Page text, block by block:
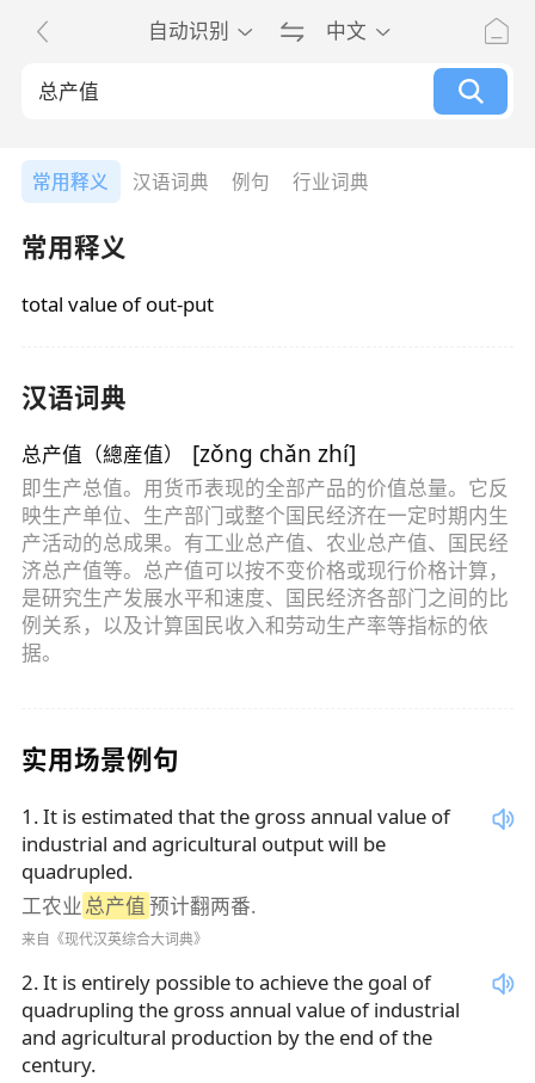
自动识别 中文
常用释义 汉语词典 例句 行业词典
常用释义
total value of out-put
汉语词典
总产值（總産值） [zǒng chǎn zhí]
即生产总值。用货币表现的全部产品的价值总量。它反
映生产单位、生产部门或整个国民经济在一定时期内生
产活动的总成果。有工业总产值、农业总产值、国民经
济总产值等。总产值可以按不变价格或现行价格计算，
是研究生产发展水平和速度、国民经济各部门之间的比
例关系，以及计算国民收入和劳动生产率等指标的依
据。
实用场景例句
1 .It is estimated that the gross annual value of
industrial and agricultural output will be
quadrupled.
工农业总产值预计翻两番.
来自《现代汉英综合大词典》
2.It is entirely possible to achieve the goal of
quadrupling the gross annual value of industrial
and agricultural production by the end of the
century.